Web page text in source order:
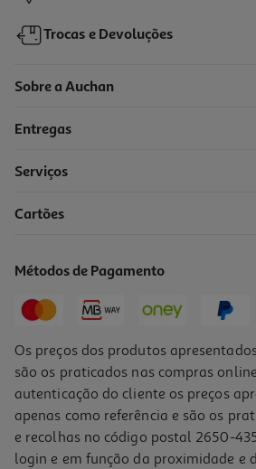
Trocas e Devoluções
Sobre a Auchan
Entregas
Serviços
Cartões
Métodos de Pagamento
Os preços dos produtos
são os praticados nas compras
autenticação do cliente os preços
apenas como referência e são os
e recolhas no código postal 2650-
login e em função da proximidade e